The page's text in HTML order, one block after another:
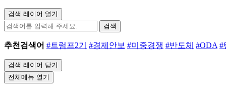
검색 레이어 열기
검색
추천검색어 #트럼프2기 #경제안보 #미중경쟁 #반도체 #ODA #
검색 레이어 닫기
전체메뉴 열기